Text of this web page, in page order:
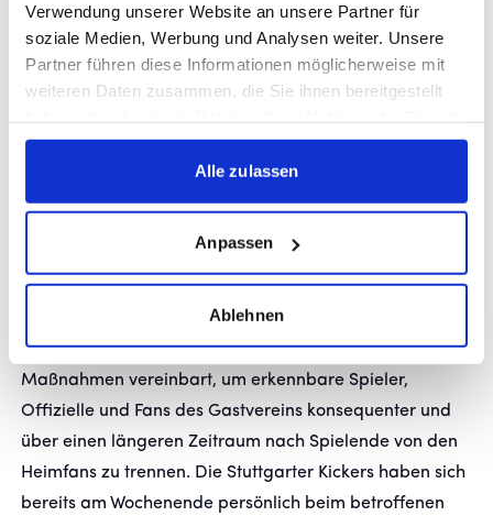
Verwendung unserer Website an unsere Partner für
soziale Medien, Werbung und Analysen weiter. Unsere
Partner führen diese Informationen möglicherweise mit
weiteren Daten zusammen, die Sie ihnen bereitgestellt
gesammelt haben.
Alle zulassen
Anpassen
Ablehnen
entstandene Sachschaden werden übernommen.
Vereinsvertreter stehen weiterhin in engem Austausch
mit den Betroffenen und hoffen auf deren vollständige
Ausführlich besprochen wurde auch der Raubüberfall
Spielende. Alle Beteiligten machten deutlich, dass
Gewalt, Einschüchterung und persönliche Übergriffe in
jeglicher Form konsequent verurteilt und geahndet
werden müssen. Für künftige Spiele wurden zusätzliche
Maßnahmen vereinbart, um erkennbare Spieler,
Offizielle und Fans des Gastvereins konsequenter und
über einen längeren Zeitraum nach Spielende von den
Heimfans zu trennen. Die Stuttgarter Kickers haben sich
bereits am Wochenende persönlich beim betroffenen